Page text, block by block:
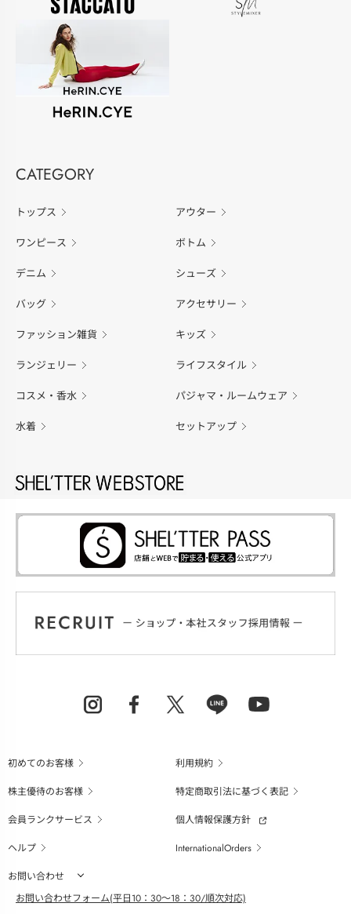
CATEGORY
トップス アウター
ワンピース ボトム
デニム シューズ
バッグ アクセサリー
ファッション雑貨 キッズ
ランジェリー ライフスタイル
コスメ・香水 パジャマ・ルームウェア
水着 セットアップ
初めてのお客様
利用規約
株主優待のお客様
特定商取引法に基づく表記
会員ランクサービス
個人情報保護方針
ヘルプ
InternationalOrders
お問い合わせ
お問い合わせフォーム(平日10：30～18：30/順次対応)